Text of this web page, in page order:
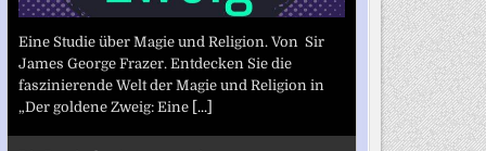
Eine Studie über Magie und Religion. Von Sir
James George Frazer. Entdecken Sie die
faszinierende Welt der Magie und Religion in
„Der goldene Zweig: Eine [...]